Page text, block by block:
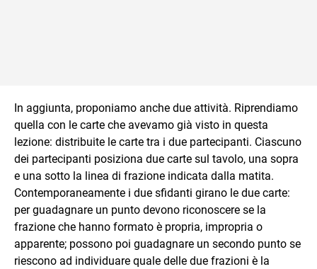
In aggiunta, proponiamo anche due attività. Riprendiamo
quella con le carte che avevamo già visto in questa
lezione: distribuite le carte tra i due partecipanti. Ciascuno
dei partecipanti posiziona due carte sul tavolo, una sopra
e una sotto la linea di frazione indicata dalla matita.
Contemporaneamente i due sfidanti girano le due carte:
per guadagnare un punto devono riconoscere se la
frazione che hanno formato è propria, impropria o
apparente; possono poi guadagnare un secondo punto se
riescono ad individuare quale delle due frazioni è la